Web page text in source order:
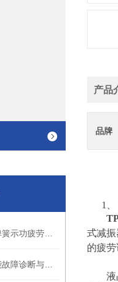
产品
品牌
1、
式减振
的疲劳
液